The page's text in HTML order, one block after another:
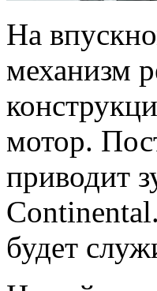
На
механизм
мотор.
приводит
будет